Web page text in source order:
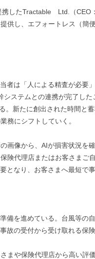
携したTractable Ltd.（
供し、エフォートレス（簡
は「人による精査が必要
ステムとの連携が完了し
新たに創出された時間と
務にシフトしていく。
像から、AIが損害状況を
険代理店またはお客さまご
なり、お客さまへ最短で
を進めている。台風等の
の受付から受け取れる保
や保険代理店から高い評